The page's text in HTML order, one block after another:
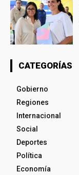
CATEGORÍAS
Gobierno
Regiones
Internacional
Social
Deportes
Política
Economía